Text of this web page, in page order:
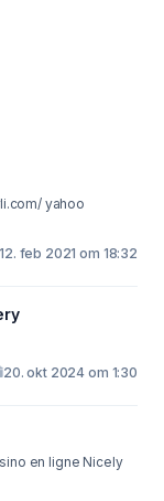
yahoo
12. feb 2021 om 18:32
20. okt 2024 om 1:30
en ligne Nicely